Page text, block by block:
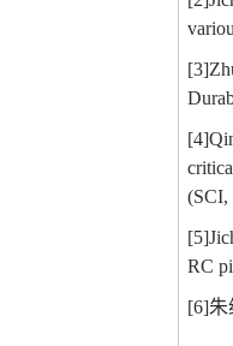
(SCI,
RC
[6]朱